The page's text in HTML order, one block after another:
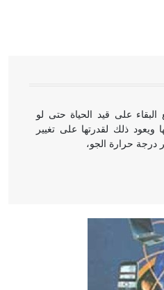
الهندسية التي ارتبطت
الشام ومصر خاصة، حيث يحرص
في الواجهات
على قيد الحياة حتى لو
ويعود ذلك لقدرتها على تغيير
درجة حرارة الجو،
الطب أربعة مؤلفات هي:
ورسالته في جروح الرأس.
من الدين والفلسفة.